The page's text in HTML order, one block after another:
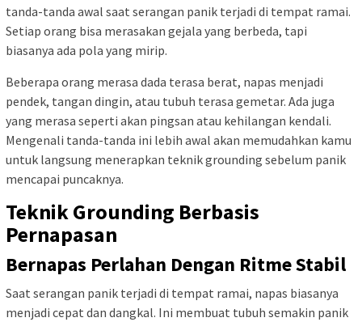
tanda-tanda awal saat serangan panik terjadi di tempat ramai.
Setiap orang bisa merasakan gejala yang berbeda, tapi
biasanya ada pola yang mirip.
Beberapa orang merasa dada terasa berat, napas menjadi
pendek, tangan dingin, atau tubuh terasa gemetar. Ada juga
yang merasa seperti akan pingsan atau kehilangan kendali.
Mengenali tanda-tanda ini lebih awal akan memudahkan kamu
untuk langsung menerapkan teknik grounding sebelum panik
mencapai puncaknya.
Teknik Grounding Berbasis
Pernapasan
Bernapas Perlahan Dengan Ritme Stabil
Saat serangan panik terjadi di tempat ramai, napas biasanya
menjadi cepat dan dangkal. Ini membuat tubuh semakin panik